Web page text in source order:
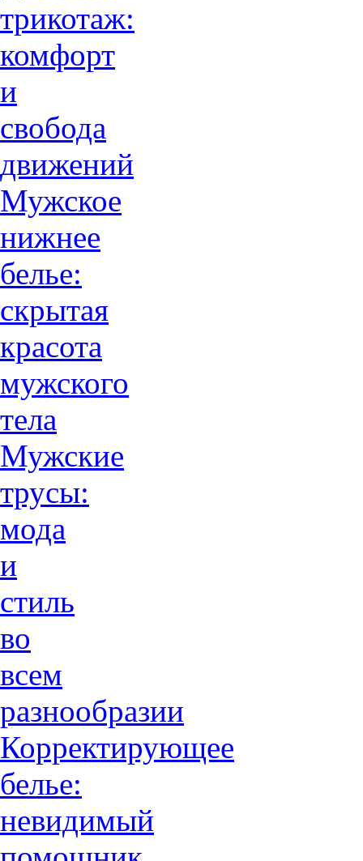
трикотаж:
комфорт
и
свобода
движений
Мужское
нижнее
белье:
скрытая
красота
мужского
тела
Мужские
трусы:
мода
и
стиль
во
всем
разнообразии
Корректирующее
белье:
невидимый